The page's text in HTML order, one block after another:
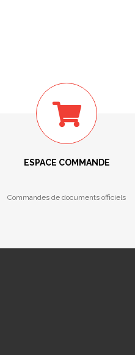
ESPACE COMMANDE
Commandes de documents officiels